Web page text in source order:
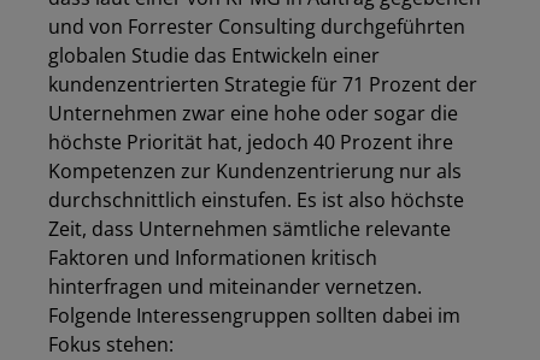
und von Forrester Consulting durchgeführten
globalen Studie das Entwickeln einer
kundenzentrierten Strategie für 71 Prozent der
Unternehmen zwar eine hohe oder sogar die
höchste Priorität hat, jedoch 40 Prozent ihre
Kompetenzen zur Kundenzentrierung nur als
durchschnittlich einstufen. Es ist also höchste
Zeit, dass Unternehmen sämtliche relevante
Faktoren und Informationen kritisch
hinterfragen und miteinander vernetzen.
Folgende Interessengruppen sollten dabei im
Fokus stehen: